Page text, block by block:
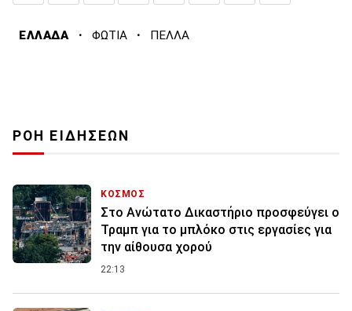
ΕΛΛΑΔΑ · ΦΩΤΙΑ · ΠΕΛΛΑ
ΡΟΗ ΕΙΔΗΣΕΩΝ
ΚΟΣΜΟΣ
Στο Ανώτατο Δικαστήριο προσφεύγει ο
Τραμπ για το μπλόκο στις εργασίες για
την αίθουσα χορού
22:13